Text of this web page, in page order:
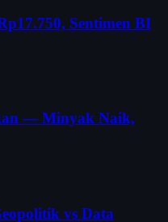
Sentimen BI
— Minyak Naik,
vs Data